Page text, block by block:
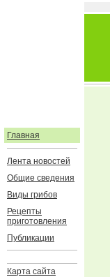
Главная
Лента новостей
Общие сведения
Виды грибов
Рецепты
приготовления
Публикации
Карта сайта